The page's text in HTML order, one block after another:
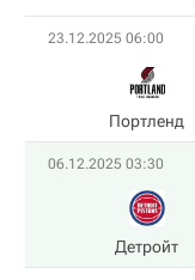
23.12.2025 06:00
Портленд
06.12.2025 03:30
Детройт